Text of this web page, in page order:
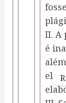
II. A
é
ela